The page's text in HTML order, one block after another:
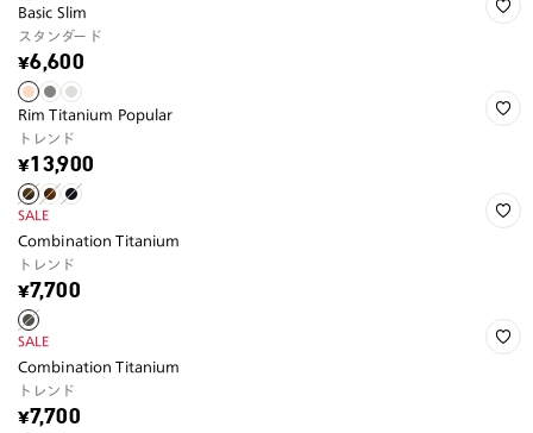
Basic Slim
スタンダード
¥6,600
Rim Titanium Popular
トレンド
¥13,900
SALE
Combination Titanium
トレンド
¥7,700
SALE
Combination Titanium
トレンド
¥7,700